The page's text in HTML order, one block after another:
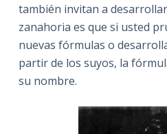
también invitan a
zanahoria es que si usted
nuevas fórmulas o
partir de los suyos, la
su nombre.